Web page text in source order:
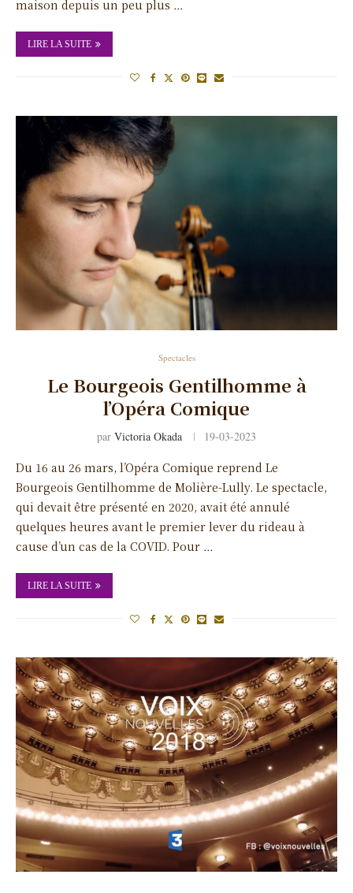
maison depuis un peu plus …
LIRE LA SUITE
Spectacles
Le Bourgeois Gentilhomme à
l’Opéra Comique
par Victoria Okada 19-03-2023
Du 16 au 26 mars, l’Opéra Comique reprend Le
Bourgeois Gentilhomme de Molière-Lully. Le spectacle,
qui devait être présenté en 2020, avait été annulé
quelques heures avant le premier lever du rideau à
cause d’un cas de la COVID. Pour …
LIRE LA SUITE